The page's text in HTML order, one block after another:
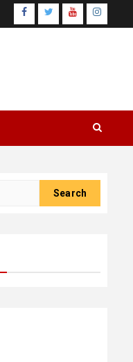
Facebook
TwitterYoutube